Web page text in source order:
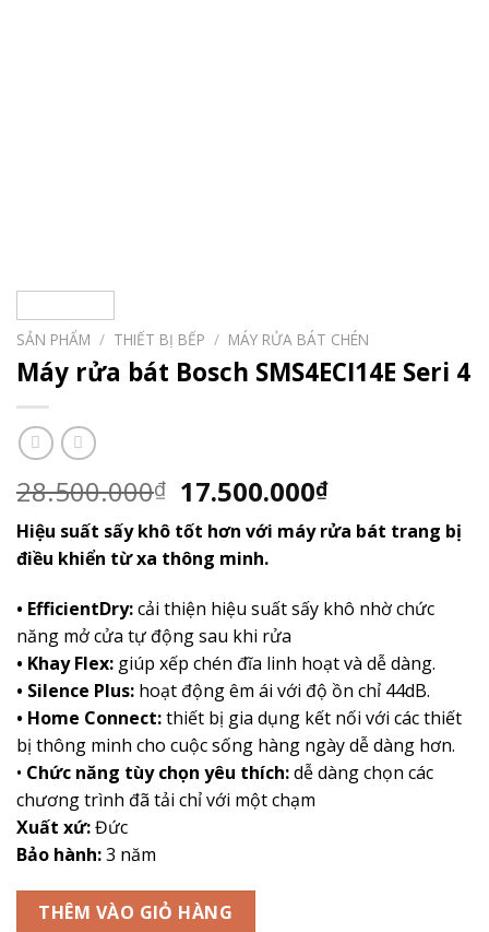
SẢN PHẨM / THIẾT BỊ BẾP / MÁY RỬA BÁT CHÉN
Máy rửa bát Bosch SMS4ECI14E Seri 4
28.500.000₫ Giá
gốc
là:
28.500.000₫.
17.500.000₫Giá
hiện
tại
17.500.000₫.
Hiệu suất sấy khô tốt hơn với máy rửa bát trang bị
điều khiển từ xa thông minh.
• EfficientDry:cải thiện hiệu suất sấy khô nhờ chức
năng mở cửa tự động sau khi rửa
• Khay Flex: giúp xếp chén đĩa linh hoạt và dễ dàng.
• Silence Plus: hoạt động êm ái với độ ồn chỉ 44dB.
• Home Connect:thiết bị gia dụng kết nối với các thiết
bị thông minh cho cuộc sống hàng ngày dễ dàng hơn.
• Chức năng tùy chọn yêu thích:dễ dàng chọn các
chương trình đã tải chỉ với một chạm
Xuất xứ:Đức
Bảo hành:3 năm
THÊM VÀO GIỎ HÀNG